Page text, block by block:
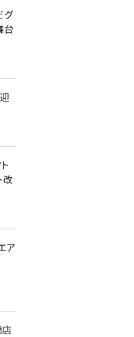
グ
台
改
ア